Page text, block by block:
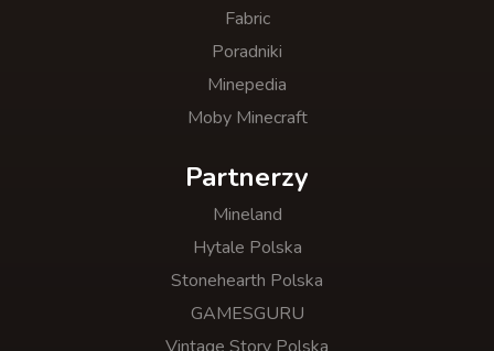
Fabric
Poradniki
Minepedia
Moby Minecraft
Partnerzy
Mineland
Hytale Polska
Stonehearth Polska
GAMESGURU